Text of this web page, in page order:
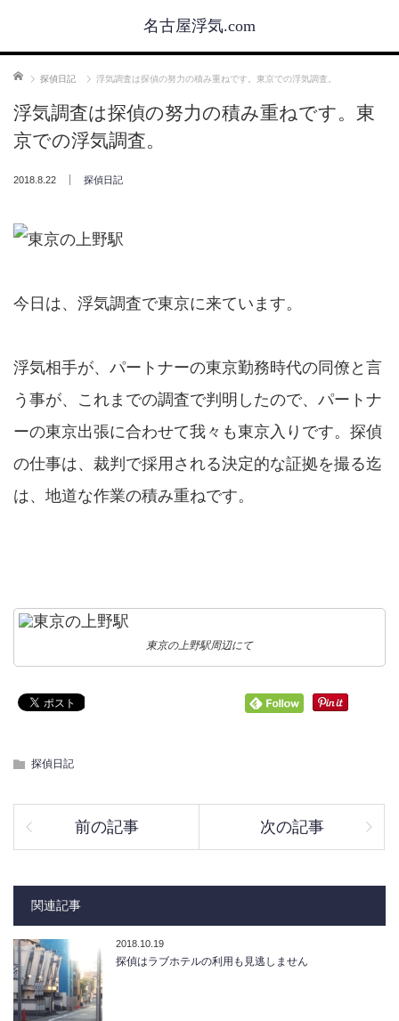
名古屋浮気.com
ホーム 探偵日記 浮気調査は探偵の努力の積み重ねです。東京での浮気調査。
浮気調査は探偵の努力の積み重ねです。東
京での浮気調査。
2018.8.22 探偵日記
今日は、浮気調査で東京に来ています。
浮気相手が、パートナーの東京勤務時代の同僚と言
う事が、これまでの調査で判明したので、パートナ
ーの東京出張に合わせて我々も東京入りです。探偵
の仕事は、裁判で採用される決定的な証拠を撮る迄
は、地道な作業の積み重ねです。
東京の上野駅周辺にて
探偵日記
前の記事 次の記事
関連記事
2018.10.19
探偵はラブホテルの利用も見逃しません